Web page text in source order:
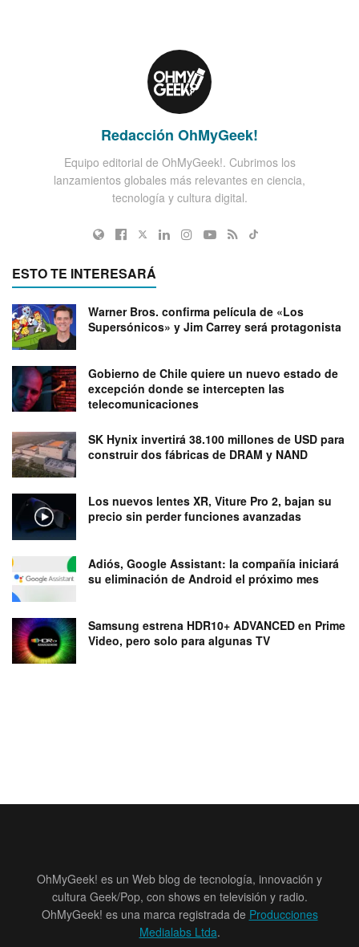
Redacción OhMyGeek!
Equipo editorial de OhMyGeek!. Cubrimos los
lanzamientos globales más relevantes en ciencia,
tecnología y cultura digital.
ESTO TE INTERESARÁ
Warner Bros. confirma película de «Los
Supersónicos» y Jim Carrey será protagonista
Gobierno de Chile quiere un nuevo estado de
excepción donde se intercepten las
telecomunicaciones
SK Hynix invertirá 38.100 millones de USD para
construir dos fábricas de DRAM y NAND
Los nuevos lentes XR, Viture Pro 2, bajan su
precio sin perder funciones avanzadas
Adiós, Google Assistant: la compañía iniciará
su eliminación de Android el próximo mes
Samsung estrena HDR10+ ADVANCED en Prime
Video, pero solo para algunas TV
OhMyGeek! es un Web blog de tecnología, innovación y
cultura Geek/Pop, con shows en televisión y radio.
OhMyGeek! es una marca registrada de Producciones
Medialabs Ltda.